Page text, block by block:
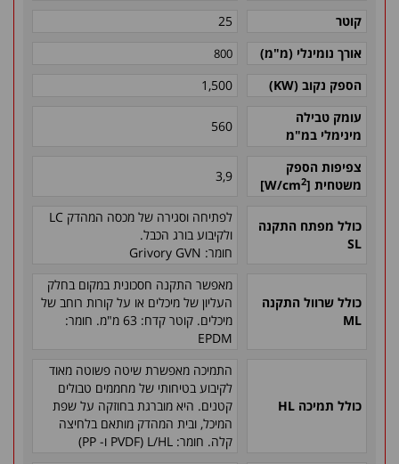
קוטר
25
אורך נומינלי (מ"מ)
800
הספק נקוב (KW
)
1,500
עומק טבילה
מינימלי במ"מ
560
צפיפות הספק
משטחית [
W/cm2
]
3,9
כולל מפתח התקנה
SL
לפתיחה וסגירה של מכסה המהדק LC
ולקיבוע בורג הכבל.
חומר: Grivory GVN
כולל שרוול התקנה
ML
מאפשר התקנה חסכונית במקום בחלק
העליון של מיכלים או על קורות רוחב של
מיכלים. קוטר קדח: 63 מ"מ. חומר:
EPDM
כולל תמיכה HL
התמיכה מאפשרת שיטה פשוטה מאוד
לקיבוע בטיחותי של מחממים טבולים
קטנים. היא מוברגת בחוזקה על שפת
המיכל, ובית המהדק מותאם בלחיצה
קלה. חומר:
PP ו- PVDF( L/HL
)